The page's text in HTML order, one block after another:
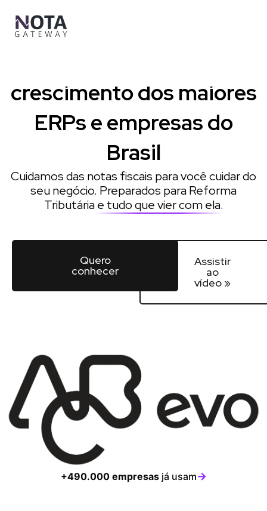
para
crescimento dos maiores
ERPs e empresas do
Brasil
Cuidamos das notas fiscais para você cuidar do
seu negócio. Preparados para Reforma
Tributáriae tudo que vier com ela.
Quero
conhecer
Assistir
ao
vídeo »
+490.000 empresas já usam→